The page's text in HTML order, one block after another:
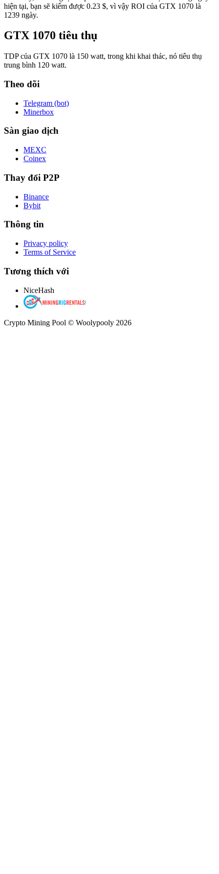
hiện tại, bạn sẽ kiếm được 0.23 $, vì vậy ROI của GTX 1070 là
1239 ngày.
GTX 1070 tiêu thụ
TDP của GTX 1070 là 150 watt, trong khi khai thác, nó tiêu thụ
trung bình 120 watt.
Theo dõi
Telegram (bot)
Minerbox
Sàn giao dịch
MEXC
Coinex
Thay đổi P2P
Binance
Bybit
Thông tin
Privacy policy
Terms of Service
Tương thích với
NiceHash
Crypto Mining Pool © Woolypooly 2026